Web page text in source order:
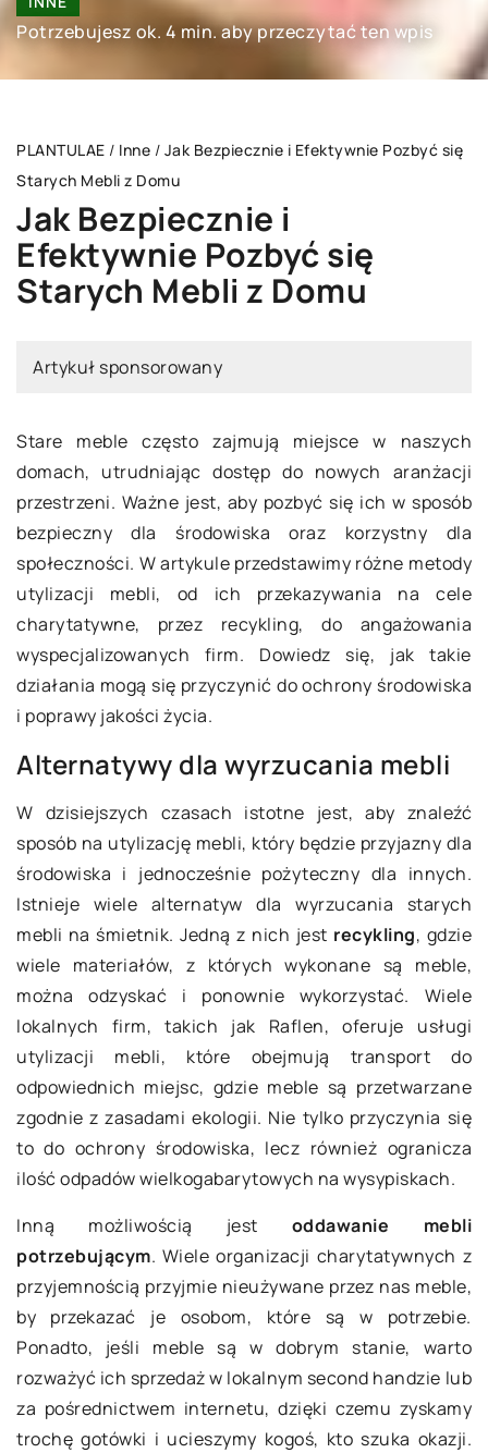
Potrzebujesz ok. 4 min. aby przeczytać ten wpis
PLANTULAE / Inne / Jak Bezpiecznie i Efektywnie Pozbyć się
Starych Mebli z Domu
Jak Bezpiecznie i
Efektywnie Pozbyć się
Starych Mebli z Domu
Artykuł sponsorowany
Stare meble często zajmują miejsce w naszych
domach, utrudniając dostęp do nowych aranżacji
przestrzeni. Ważne jest, aby pozbyć się ich w sposób
bezpieczny dla środowiska oraz korzystny dla
społeczności. W artykule przedstawimy różne metody
utylizacji mebli, od ich przekazywania na cele
charytatywne, przez recykling, do angażowania
wyspecjalizowanych firm. Dowiedz się, jak takie
działania mogą się przyczynić do ochrony środowiska
i poprawy jakości życia.
Alternatywy dla wyrzucania mebli
W dzisiejszych czasach istotne jest, aby znaleźć
sposób na utylizację mebli, który będzie przyjazny dla
środowiska i jednocześnie pożyteczny dla innych.
Istnieje wiele alternatyw dla wyrzucania starych
mebli na śmietnik. Jedną z nich jest recykling, gdzie
wiele materiałów, z których wykonane są meble,
można odzyskać i ponownie wykorzystać. Wiele
lokalnych firm, takich jak Raflen, oferuje usługi
utylizacji mebli, które obejmują transport do
odpowiednich miejsc, gdzie meble są przetwarzane
zgodnie z zasadami ekologii. Nie tylko przyczynia się
to do ochrony środowiska, lecz również ogranicza
ilość odpadów wielkogabarytowych na wysypiskach.
Inną możliwością jest oddawanie mebli
potrzebującym. Wiele organizacji charytatywnych z
przyjemnością przyjmie nieużywane przez nas meble,
by przekazać je osobom, które są w potrzebie.
Ponadto, jeśli meble są w dobrym stanie, warto
rozważyć ich sprzedaż w lokalnym second handzie lub
za pośrednictwem internetu, dzięki czemu zyskamy
trochę gotówki i ucieszymy kogoś, kto szuka okazji.